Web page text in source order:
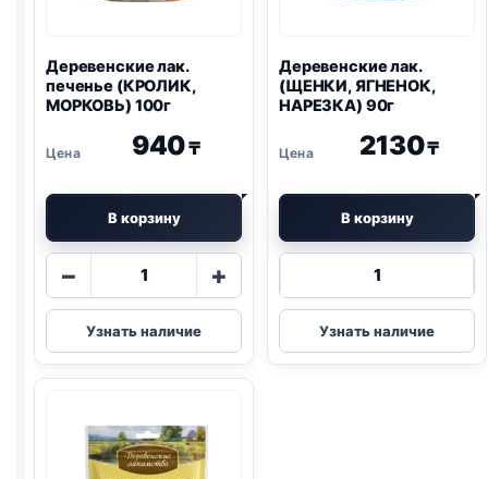
Деревенские лак.
печенье (КРОЛИК,
МОРКОВЬ) 100г
940₸
В корзину
−
Количество
Деревенские
лак.
печенье
100г
+
Узнать наличие
Деревенские лак.
(ЩЕНКИ, ЯГНЕНОК,
НАРЕЗКА) 90г
2130₸
В корзину
Количество
Деревенские
лак.
(ЩЕНКИ,
Узнать наличие